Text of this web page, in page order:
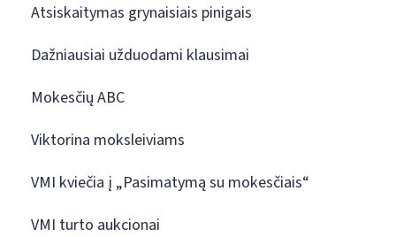
Atsiskaitymas grynaisiais pinigais
Dažniausiai užduodami klausimai
Mokesčių ABC
Viktorina moksleiviams
VMI kviečia į „Pasimatymą su mokesčiais“
VMI turto aukcionai